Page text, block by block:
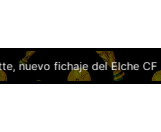
del Elche CF para reforzar